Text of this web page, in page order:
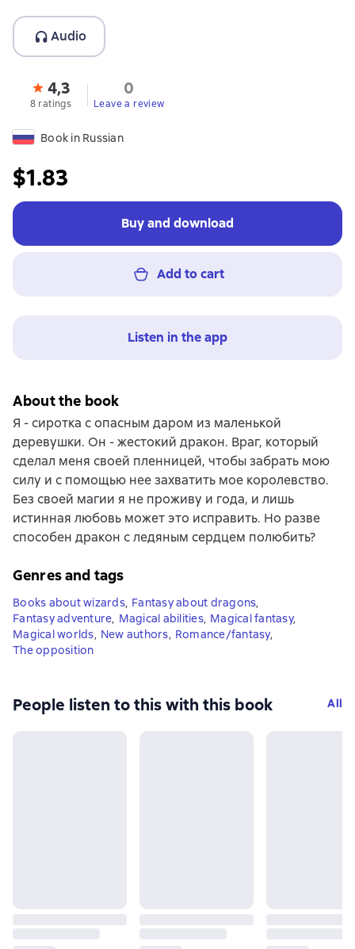
Audio
4,3
8 ratings
0
Leave a review
Book in Russian
$1.83
Buy and download
Add to cart
Listen in the app
About the book
Я - сиротка с опасным даром из маленькой
деревушки. Он - жестокий дракон. Враг, который
сделал меня своей пленницей, чтобы забрать мою
силу и с помощью нее захватить мое королевство.
Без своей магии я не проживу и года, и лишь
истинная любовь может это исправить. Но разве
способен дракон с ледяным сердцем полюбить?
Genres and tags
Books about wizards, Fantasy about dragons,
Fantasy adventure, Magical abilities, Magical fantasy,
Magical worlds, New authors, Romance/fantasy,
The opposition
People listen to this with this book All